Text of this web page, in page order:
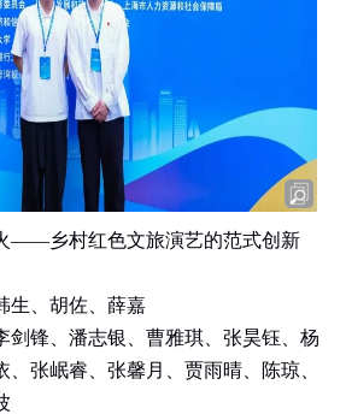
——乡村红色文旅演艺的范式创新
生、胡佐、薛嘉
剑锋、潘志银、曹雅琪、张昊钰、杨
、张岷睿、张馨月、贾雨晴、陈琼、